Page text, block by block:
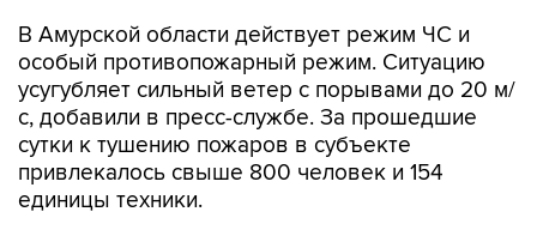
В Амурской области действует режим ЧС и
особый противопожарный режим. Ситуацию
усугубляет сильный ветер с порывами до 20 м/
с, добавили в пресс-службе. За прошедшие
сутки к тушению пожаров в субъекте
привлекалось свыше 800 человек и 154
единицы техники.